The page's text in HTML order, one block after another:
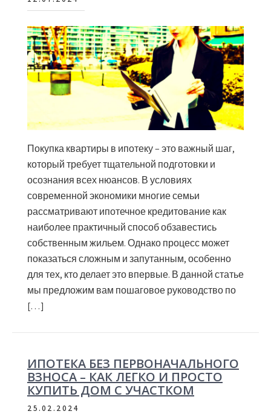
Покупка квартиры в ипотеку – это важный шаг,
который требует тщательной подготовки и
осознания всех нюансов. В условиях
современной экономики многие семьи
рассматривают ипотечное кредитование как
наиболее практичный способ обзавестись
собственным жильем. Однако процесс может
показаться сложным и запутанным, особенно
для тех, кто делает это впервые. В данной статье
мы предложим вам пошаговое руководство по
[…]
ИПОТЕКА БЕЗ ПЕРВОНАЧАЛЬНОГО
ВЗНОСА – КАК ЛЕГКО И ПРОСТО
КУПИТЬ ДОМ С УЧАСТКОМ
25.02.2024